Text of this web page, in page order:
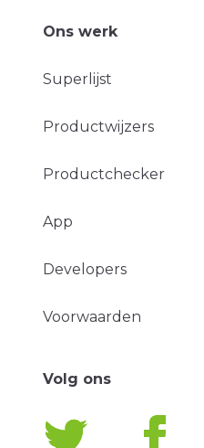
Ons werk
Superlijst
Productwijzers
Productchecker
App
Developers
Voorwaarden
Volg ons